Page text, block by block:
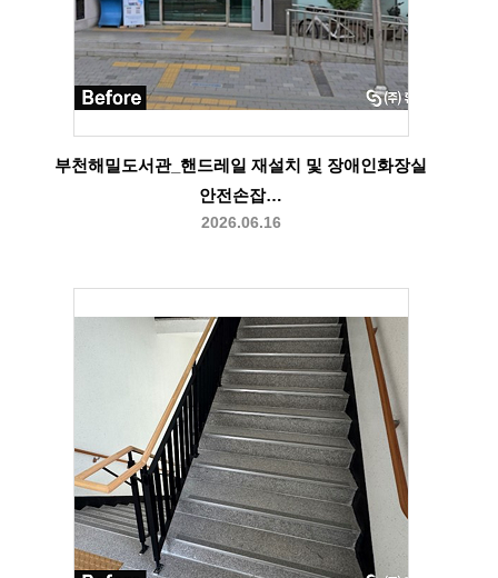
부천해밀도서관_핸드레일 재설치 및 장애인화장실
안전손잡…
2026.06.16